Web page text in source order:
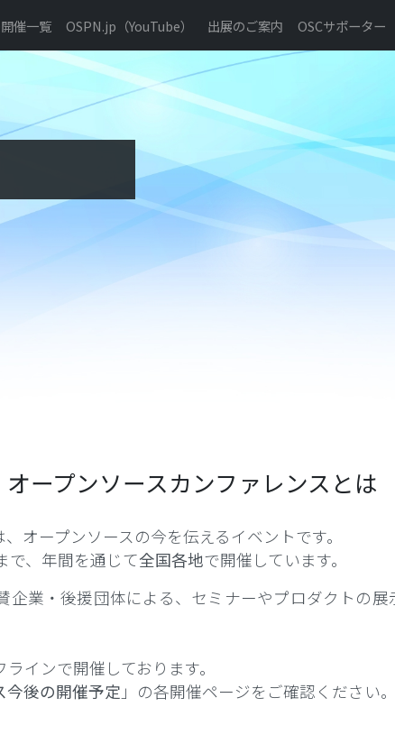
催一覧 OSPN.jp（YouTube） 出展のご案内 OSCサポーター
オープンソースカンファレンスとは
、オープンソースの今を伝えるイベントです。
で、年間を通じて全国各地で開催しています。
企業・後援団体による、セミナーやプロダクトの展
インで開催しております。
今後の開催予定 」の各開催ページをご確認ください。